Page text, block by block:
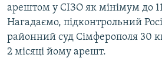
арештом у СІЗО як мінімум до
Нагадаємо, підконтрольний
районний суд Сімферополя 30
2 місяці йому арешт.